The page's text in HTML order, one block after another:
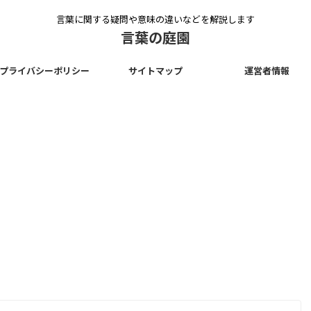
言葉に関する疑問や意味の違いなどを解説します
言葉の庭園
プライバシーポリシー サイトマップ 運営者情報